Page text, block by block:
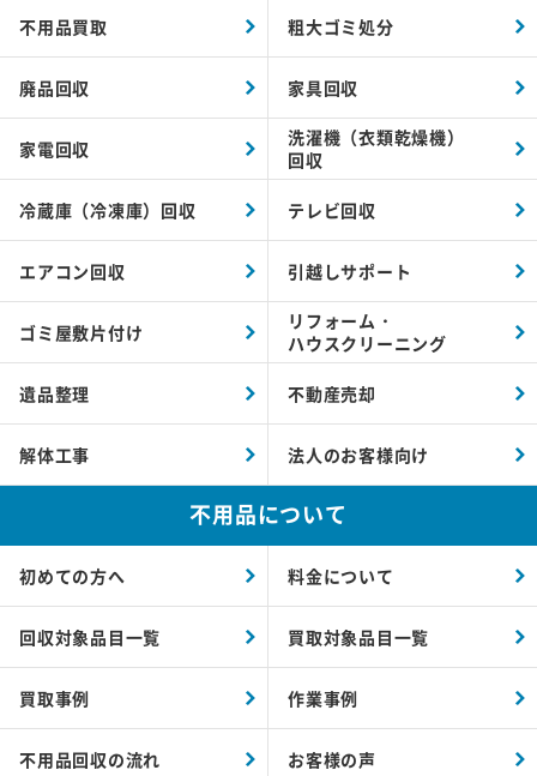
不用品買取 粗大ゴミ処分
廃品回収 家具回収
家電回収
洗濯機（衣類乾燥機）
回収
冷蔵庫（冷凍庫）回収 テレビ回収
エアコン回収 引越しサポート
ゴミ屋敷片付け
リフォーム・
ハウスクリーニング
遺品整理 不動産売却
解体工事 法人のお客様向け
不用品について
初めての方へ 料金について
回収対象品目一覧 買取対象品目一覧
買取事例 作業事例
不用品回収の流れ お客様の声